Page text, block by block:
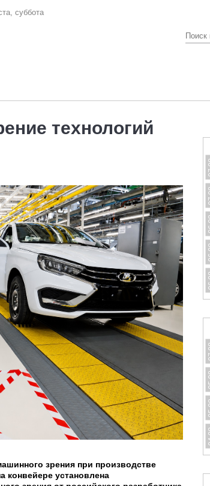
суббота
технологий
зрения при производстве
конвейере установлена